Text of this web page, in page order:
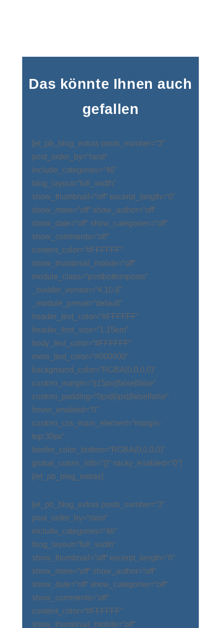
Das könnte Ihnen auch
gefallen
[et_pb_blog_extras posts_number=“3″
post_order_by=“rand“
include_categories=“46″
blog_layout=“full_width“
show_thumbnail=“off“ excerpt_length=“0″
show_more=“off“ show_author=“off“
show_date=“off“ show_categories=“off“
show_comments=“off“
content_color=“#FFFFFF“
show_thumbnail_mobile=“off“
module_class=“postbottomposts“
_builder_version=“4.10.8″
_module_preset=“default“
header_text_color=“#FFFFFF“
header_font_size=“1.15em“
body_text_color=“#FFFFFF“
meta_text_color=“#000000″
background_color=“RGBA(0,0,0,0)“
custom_margin=“||15px||false|false“
custom_padding=“0px||0px||false|false“
hover_enabled=“0″
custom_css_main_element=“margin-
top:30px“
border_color_bottom=“RGBA(0,0,0,0)“
global_colors_info=“{}“ sticky_enabled=“0″]
[/et_pb_blog_extras]
[et_pb_blog_extras posts_number=“3″
post_order_by=“rand“
include_categories=“46″
blog_layout=“full_width“
show_thumbnail=“off“ excerpt_length=“0″
show_more=“off“ show_author=“off“
show_date=“off“ show_categories=“off“
show_comments=“off“
content_color=“#FFFFFF“
show_thumbnail_mobile=“off“